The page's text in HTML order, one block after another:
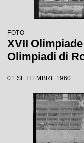
FOTO
XVII
Olimpiadi di
01 SETTEMBRE 1960